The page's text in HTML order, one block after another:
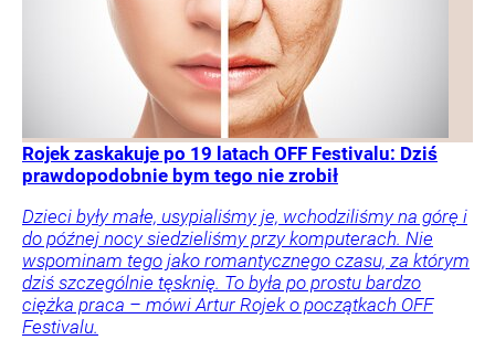
Rojek zaskakuje po 19 latach OFF Festivalu: Dziś
prawdopodobnie bym tego nie zrobił
Dzieci były małe, usypialiśmy je, wchodziliśmy na górę i
do późnej nocy siedzieliśmy przy komputerach. Nie
wspominam tego jako romantycznego czasu, za którym
dziś szczególnie tęsknię. To była po prostu bardzo
ciężka praca – mówi Artur Rojek o początkach OFF
Festivalu.